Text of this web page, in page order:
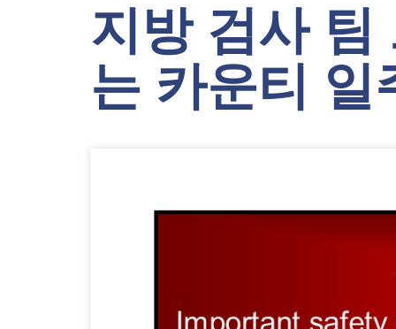
지방 검사 팀
는 카운티 일